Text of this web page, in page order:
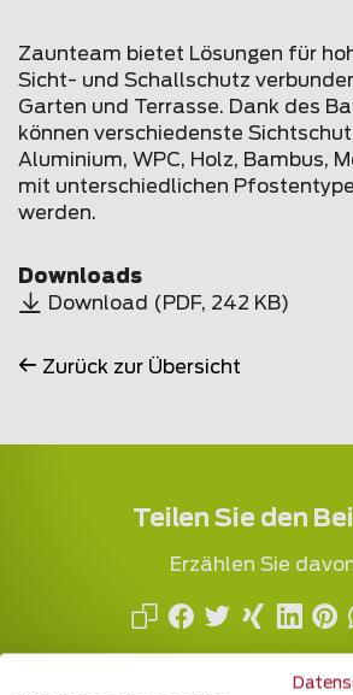
Zaunteam bietet Lösungen für
Sicht- und Schallschutz
Garten und Terrasse. Dank des
können verschiedenste
Aluminium, WPC, Holz, Bambus,
mit unterschiedlichen
werden.
Downloads
Download ( PDF, 242 KB)
Zurück zur Übersicht
Teilen Sie den
Erzählen Sie